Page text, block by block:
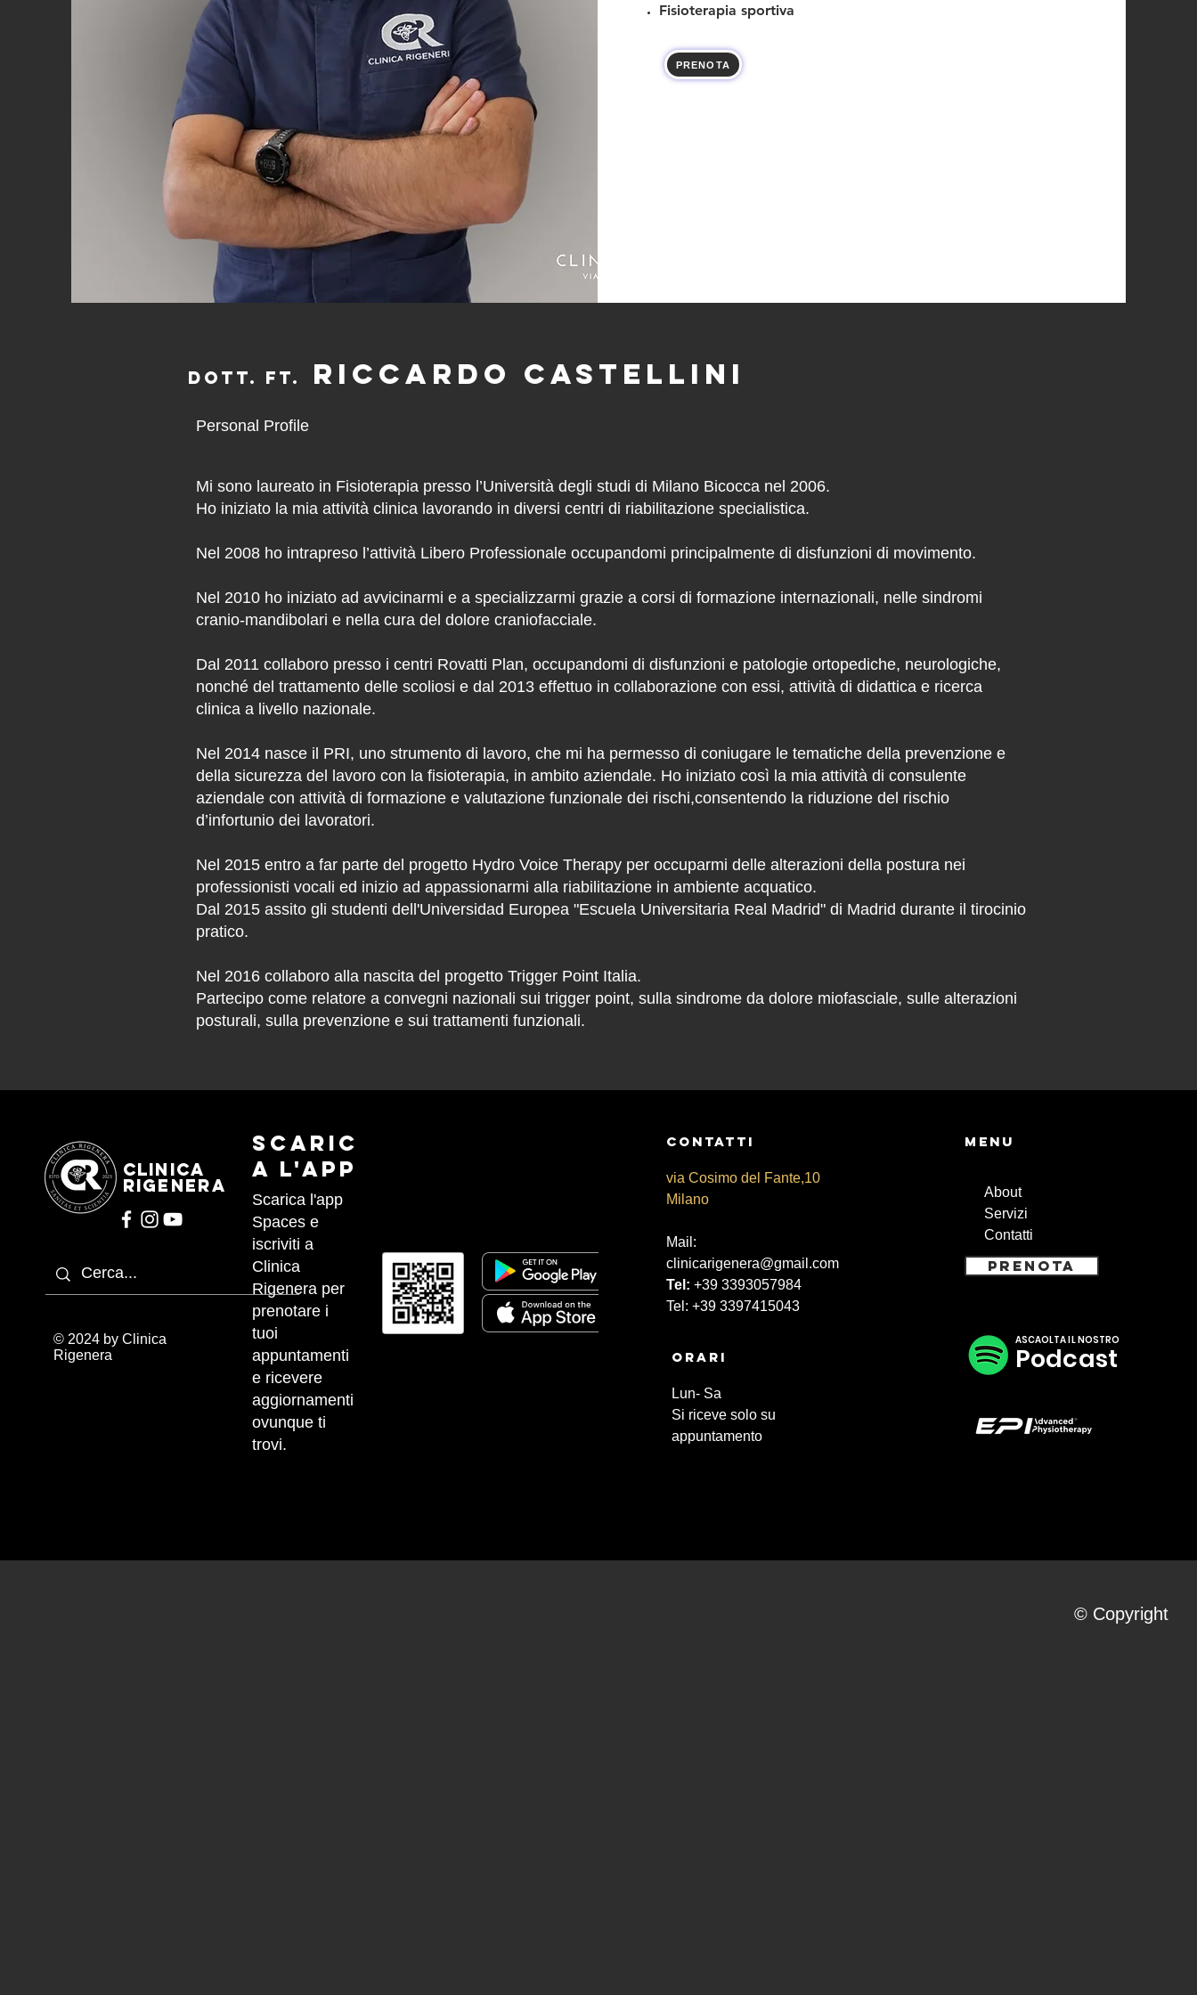
Fisioterapia sportiva
PRENOTA
Dott. FT. Riccardo Castellini
Personal Profile
Mi sono laureato in Fisioterapia presso l’Università degli studi di Milano Bicocca nel 2006. ​
Ho iniziato la mia attività clinica lavorando in diversi centri di riabilitazione specialistica.
Nel 2008 ho intrapreso l’attività Libero Professionale occupandomi principalmente di disfunzioni di movimento.
Nel 2010 ho iniziato ad avvicinarmi e a specializzarmi grazie a corsi di formazione internazionali, nelle sindromi
cranio-mandibolari e nella cura del dolore craniofacciale.
Dal 2011 collaboro presso i centri Rovatti Plan, occupandomi di disfunzioni e patologie ortopediche, neurologiche,
nonché del trattamento delle scoliosi e dal 2013 effettuo in collaborazione con essi, attività di didattica e ricerca
clinica a livello nazionale.
Nel 2014 nasce il PRI, uno strumento di lavoro, che mi ha permesso di coniugare le tematiche della prevenzione e
della sicurezza del lavoro con la fisioterapia, in ambito aziendale. Ho iniziato così la mia attività di consulente
aziendale con attività di formazione e valutazione funzionale dei rischi,consentendo la riduzione del rischio
d’infortunio dei lavoratori.
Nel 2015 entro a far parte del progetto Hydro Voice Therapy per occuparmi delle alterazioni della postura nei
professionisti vocali ed inizio ad appassionarmi alla riabilitazione in ambiente acquatico.
Dal 2015 assito gli studenti dell'Universidad Europea "Escuela Universitaria Real Madrid" di Madrid durante il tirocinio
pratico.
Nel 2016 collaboro alla nascita del progetto Trigger Point Italia.
Partecipo come relatore a convegni nazionali sui trigger point, sulla sindrome da dolore miofasciale, sulle alterazioni
posturali, sulla prevenzione e sui trattamenti funzionali.
CLINICA
RIGENERA
© 2024 by Clinica
Rigenera
Scaric
a l'APP
Scarica l'app
Spaces e
iscriviti a
Clinica
Rigenera per
prenotare i
tuoi
appuntamenti
e ricevere
aggiornamenti
ovunque ti
trovi.
CONtATTI
via Cosimo del Fante,10
Milano
Mail:
clinicarigenera@gmail.com
Tel: +39 3393057984
Tel: +39 3397415043
Orari
Lun- Sa
Si riceve solo su
appuntamento
Menu
About
Servizi
Contatti
PRENOTA
Podcast
ASCAOLTA IL NOSTRO
© Copyright